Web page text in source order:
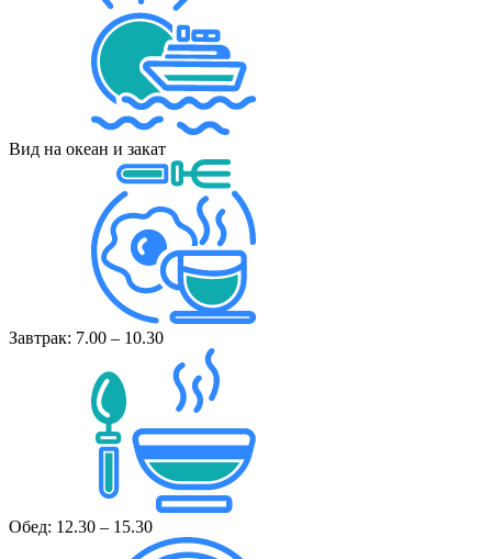
Вид на океан и закат
Завтрак: 7.00 – 10.30
Обед: 12.30 – 15.30